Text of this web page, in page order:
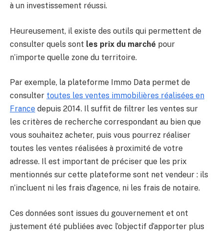
à un investissement réussi.
Heureusement, il existe des outils qui permettent de
consulter quels sont les prix du marché pour
n’importe quelle zone du territoire.
Par exemple, la plateforme Immo Data permet de
consulter toutes les ventes immobilières réalisées en
France depuis 2014. Il suffit de filtrer les ventes sur
les critères de recherche correspondant au bien que
vous souhaitez acheter, puis vous pourrez réaliser
toutes les ventes réalisées à proximité de votre
adresse. Il est important de préciser que les prix
mentionnés sur cette plateforme sont net vendeur : ils
n’incluent ni les frais d’agence, ni les frais de notaire.
Ces données sont issues du gouvernement et ont
justement été publiées avec l’objectif d’apporter plus